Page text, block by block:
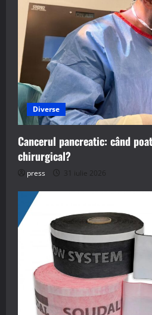
Diverse
Cancerul pancreatic: când
chirurgical?
press 31 iulie 2026